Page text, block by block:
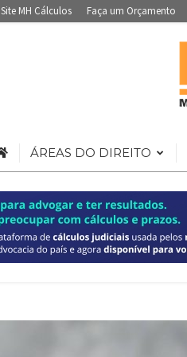
Site MH Cálculos Faça um Orçamento
ÁREAS DO DIREITO